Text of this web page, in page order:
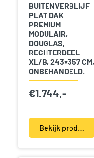
BUITENVERBLIJF
PLAT DAK
PREMIUM
MODULAIR,
DOUGLAS,
RECHTERDEEL
XL/B, 243×357 CM,
ONBEHANDELD.
€1.744,-
Bekijk product(en)